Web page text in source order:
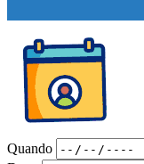
Quando